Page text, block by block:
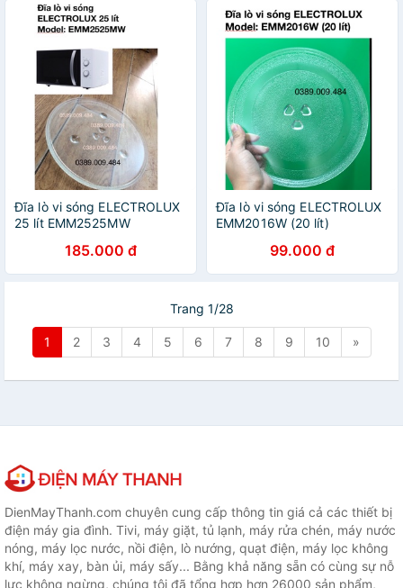
Đĩa lò vi sóng ELECTROLUX
25 lít EMM2525MW
185.000 đ
Đĩa lò vi sóng ELECTROLUX
EMM2016W (20 lít)
99.000 đ
Trang 1/28
1 2 3 4 5 6 7 8 9 10 »
DienMayThanh.com chuyên cung cấp thông tin giá cả các thiết bị
điện máy gia đình. Tivi, máy giặt, tủ lạnh, máy rửa chén, máy nước
nóng, máy lọc nước, nồi điện, lò nướng, quạt điện, máy lọc không
khí, máy xay, bàn ủi, máy sấy... Bằng khả năng sẵn có cùng sự nỗ
lực không ngừng, chúng tôi đã tổng hợp hơn 26000 sản phẩm,